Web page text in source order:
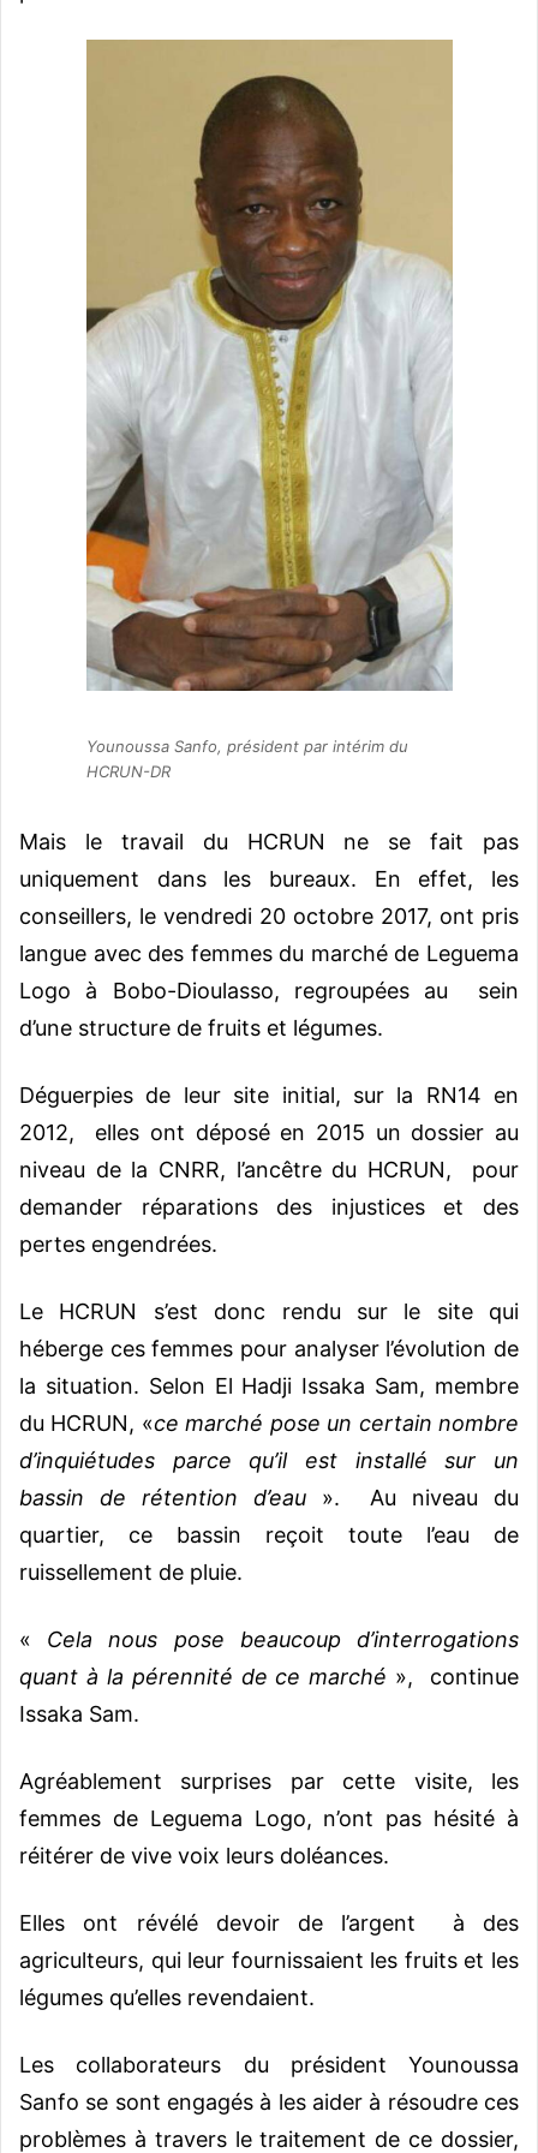
Younoussa Sanfo, président par intérim du
HCRUN-DR
Mais le travail du HCRUN ne se fait pas
uniquement dans les bureaux. En effet, les
conseillers, le vendredi 20 octobre 2017, ont pris
langue avec des femmes du marché de Leguema
Logo à Bobo-Dioulasso, regroupées au sein
d’une structure de fruits et légumes.
Déguerpies de leur site initial, sur la RN14 en
2012, elles ont déposé en 2015 un dossier au
niveau de la CNRR, l’ancêtre du HCRUN, pour
demander réparations des injustices et des
pertes engendrées.
Le HCRUN s’est donc rendu sur le site qui
héberge ces femmes pour analyser l’évolution de
la situation. Selon El Hadji Issaka Sam, membre
du HCRUN, «ce marché pose un certain nombre
d’inquiétudes parce qu’il est installé sur un
bassin de rétention d’eau». Au niveau du
quartier, ce bassin reçoit toute l’eau de
ruissellement de pluie.
« Cela nous pose beaucoup d’interrogations
quant à la pérennité de ce marché », continue
Issaka Sam.
Agréablement surprises par cette visite, les
femmes de Leguema Logo, n’ont pas hésité à
réitérer de vive voix leurs doléances.
Elles ont révélé devoir de l’argent à des
agriculteurs, qui leur fournissaient les fruits et les
légumes qu’elles revendaient.
Les collaborateurs du président Younoussa
Sanfo se sont engagés à les aider à résoudre ces
problèmes à travers le traitement de ce dossier,